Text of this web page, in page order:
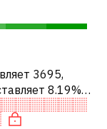
3695,
8.19%.
«ДЕРЖАТЬ»